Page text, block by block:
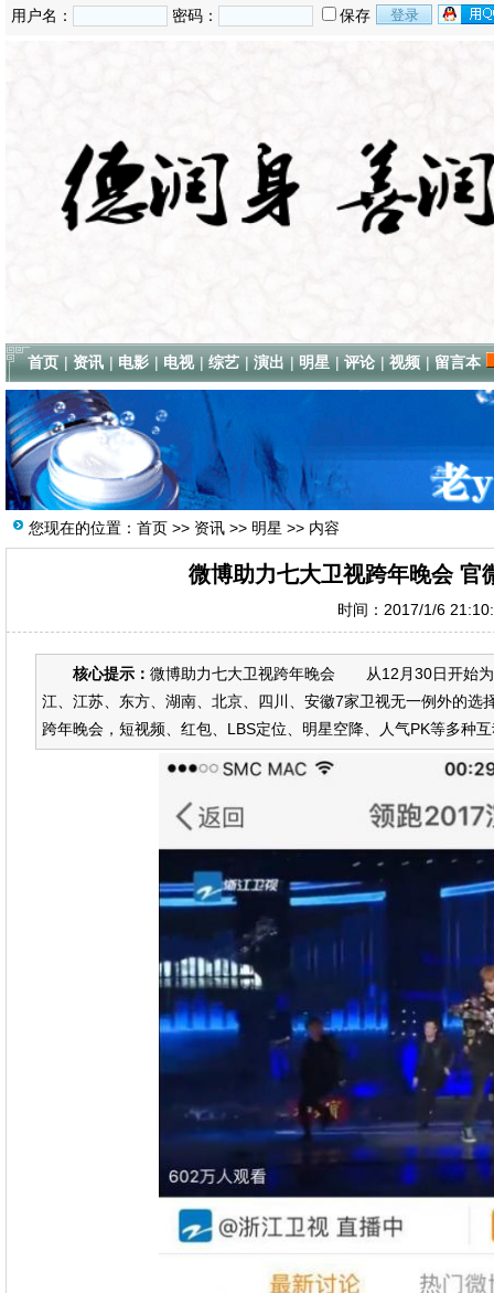
用户名： 密码： 保存
首页 |资讯 |电影 |电视 |综艺 |演出 |明星 |评论 |视频 |留言本
您现在的位置： 首页 >> 资讯 >> 明星 >> 内容
微博助力七大卫视跨年晚会 官
时间：2017/1/6
核心提示： 微博助力七大卫视跨年晚会 从12月30日开始为
江、江苏、东方、湖南、北京、四川、安徽7家卫视无一例外的
跨年晚会，短视频、红包、LBS定位、明星空降、人气PK等多种